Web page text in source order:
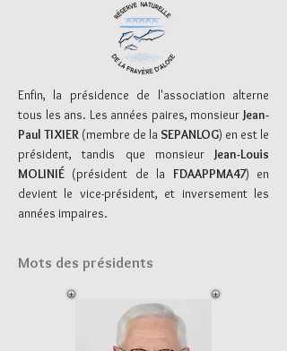
Enfin, la présidence de l'association alterne
tous les ans. Les années paires, monsieur Jean-
Paul TIXIER (membre de la SEPANLOG) en est le
président, tandis que monsieur Jean-Louis
MOLINIÉ (président de la FDAAPPMA47) en
devient le vice-président, et inversement les
années impaires.
Mots des présidents